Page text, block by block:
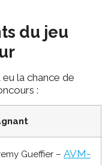
du jeu
la chance de
:
Gueffier – AVM-